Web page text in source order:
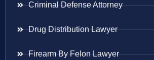
Criminal Defense Attorney
Drug Distribution Lawyer
Firearm By Felon Lawyer